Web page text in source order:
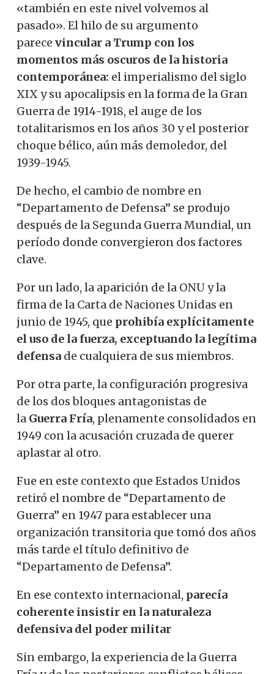
«también en este nivel volvemos al
pasado». El hilo de su argumento
parece vincular a Trump con los
momentos más oscuros de la historia
contemporánea: el imperialismo del siglo
XIX y su apocalipsis en la forma de la Gran
Guerra de 1914-1918, el auge de los
totalitarismos en los años 30 y el posterior
choque bélico, aún más demoledor, del
1939-1945.
De hecho, el cambio de nombre en
“Departamento de Defensa” se produjo
después de la Segunda Guerra Mundial, un
período donde convergieron dos factores
clave.
Por un lado, la aparición de la ONU y la
firma de la Carta de Naciones Unidas en
junio de 1945, que prohibía explícitamente
el uso de la fuerza, exceptuando la legítima
defensa de cualquiera de sus miembros.
Por otra parte, la configuración progresiva
de los dos bloques antagonistas de
la Guerra Fría, plenamente consolidados en
1949 con la acusación cruzada de querer
aplastar al otro.
Fue en este contexto que Estados Unidos
retiró el nombre de “Departamento de
Guerra” en 1947 para establecer una
organización transitoria que tomó dos años
más tarde el título definitivo de
“Departamento de Defensa”.
En ese contexto internacional, parecía
coherente insistir en la naturaleza
defensiva del poder militar
Sin embargo, la experiencia de la Guerra